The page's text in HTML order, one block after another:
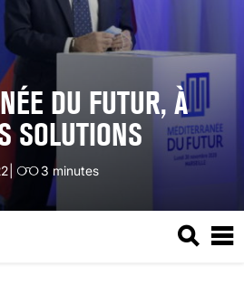
DU FUTUR, À
SOLUTIONS
3 minutes